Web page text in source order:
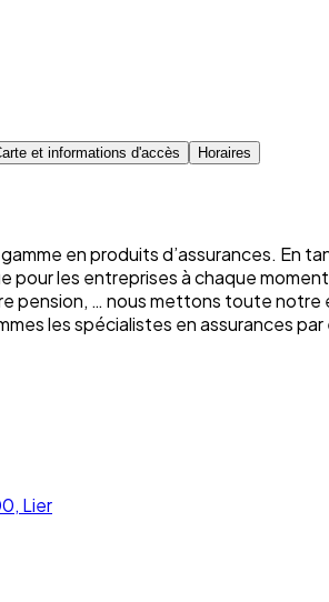
et informations d'accès Horaires
en produits d’assurances. En
pour les entreprises à chaque
pension, … nous mettons toute notre
les spécialistes en assurances
Lier